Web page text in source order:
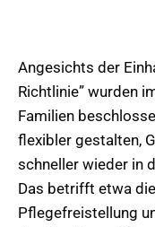
Angesichts der
Richtlinie” wurden
Familien
flexibler gestalten,
schneller wieder in
Das betrifft etwa
Pflegefreistellung